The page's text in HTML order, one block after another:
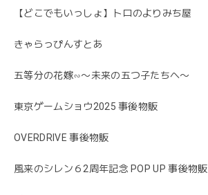
【どこでもいっしょ】トロのよりみち屋
きゃらっぴんすとあ
五等分の花嫁∽〜未来の五つ子たちへ〜
東京ゲームショウ2025 事後物販
OVERDRIVE 事後物販
風来のシレン６2周年記念 POP UP 事後物販